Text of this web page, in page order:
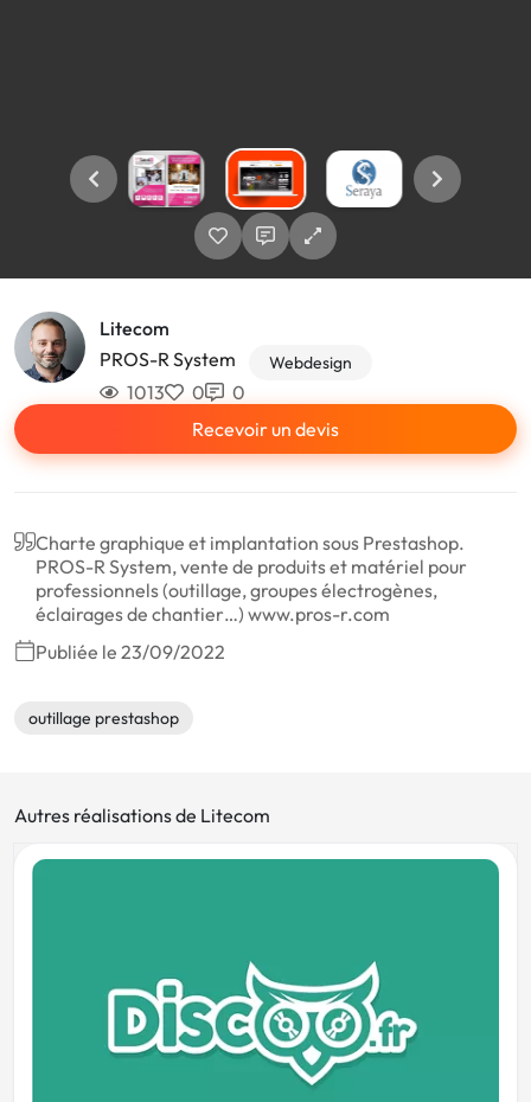
Litecom
PROS-R System
Webdesign
1013 0
0
Recevoir un devis
Charte graphique et implantation sous Prestashop.
PROS-R System, vente de produits et matériel pour
professionnels (outillage, groupes électrogènes,
éclairages de chantier…) www.pros-r.com
Publiée le 23/09/2022
outillage prestashop
Autres réalisations de Litecom